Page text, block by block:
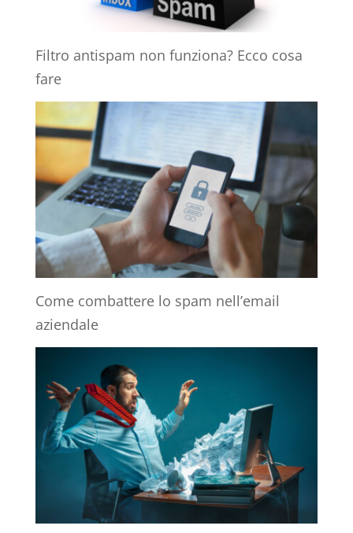
Filtro antispam non funziona? Ecco cosa
fare
Come combattere lo spam nell’email
aziendale